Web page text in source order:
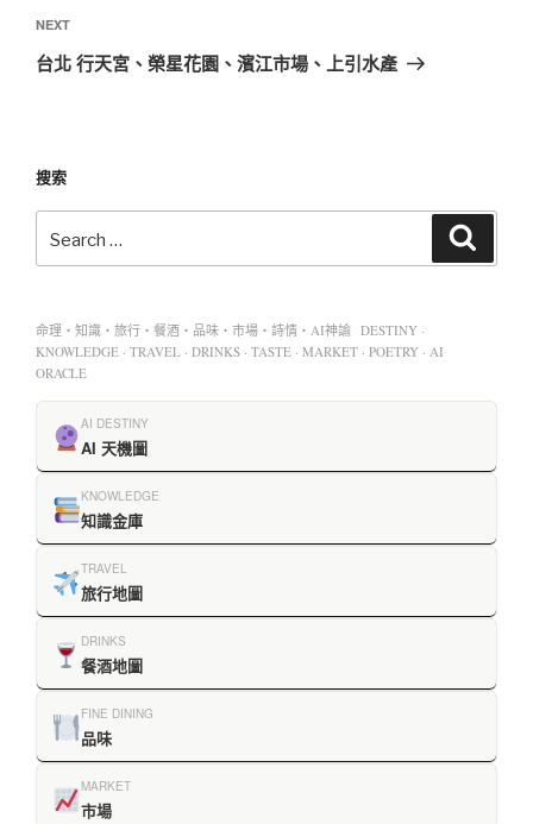
NEXT
台北 行天宮、榮星花園、濱江市場、上引水產
搜索
命理・知識・旅行・餐酒・品味・市場・詩情・AI神諭 DESTINY ·
KNOWLEDGE · TRAVEL · DRINKS · TASTE · MARKET · POETRY · AI
ORACLE
AI DESTINY
AI 天機圖
KNOWLEDGE
知識金庫
TRAVEL
旅行地圖
DRINKS
餐酒地圖
FINE DINING
品味
MARKET
市場